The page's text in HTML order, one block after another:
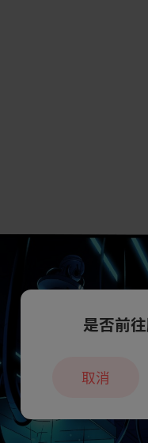
是否前
取消